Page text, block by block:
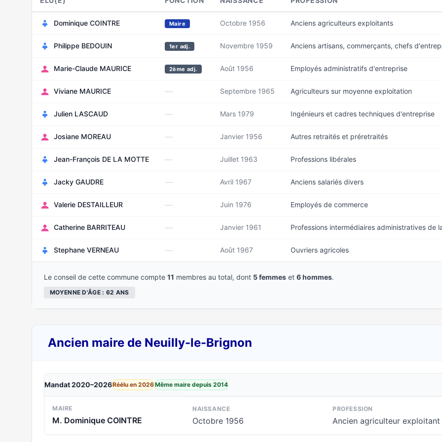
Dominique COINTRE Maire Octobre 1956 Anciens agriculteurs exploitants
Philippe BEDOUIN 1er adj. Novembre 1959 Anciens artisans, commerçants, chefs
Marie-Claude MAURICE 2ème adj. Août 1956 Employés administratifs d'entreprise
Viviane MAURICE — Septembre 1965 Agriculteurs sur moyenne exploitation
Julien LASCAUD — Mars 1979 Ingénieurs et cadres techniques d'entreprise
Josiane MOREAU — Janvier 1956 Autres retraités et préretraités
Jean-François DE LA MOTTE — Juillet 1963 Professions libérales
Jacky GAUDRE — Avril 1967 Anciens salariés divers
Valerie DESTAILLEUR — Juin 1976 Employés de commerce
Catherine BARRITEAU — Janvier 1961 Professions intermédiaires administratives de
Stephane VERNEAU — Août 1967 Ouvriers agricoles
Le conseil de cette commune compte 11 membres au total, dont 5 femmes et 6 hommes.
MOYENNE D'ÂGE : 62 ANS
Ancien maire de Neuilly-le-Brignon
Mandat 2020–2026Réélu en 2026Même maire depuis 2014
MAIRE
M. Dominique COINTRE
NAISSANCE
Octobre 1956
PROFESSION
Ancien agriculteur exploitant